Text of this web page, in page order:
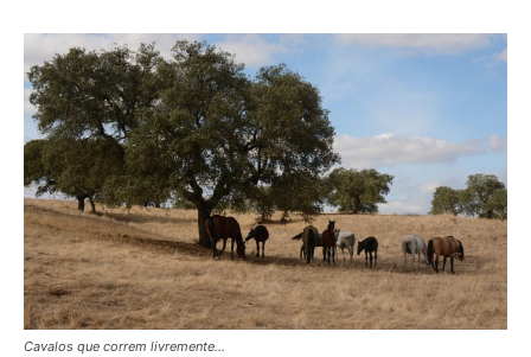
Cavalos que correm livremente…